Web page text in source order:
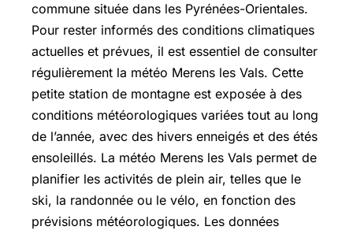
commune située dans les Pyrénées-Orientales.
Pour rester informés des conditions climatiques
actuelles et prévues, il est essentiel de consulter
régulièrement la météo Merens les Vals. Cette
petite station de montagne est exposée à des
conditions météorologiques variées tout au long
de l’année, avec des hivers enneigés et des étés
ensoleillés. La météo Merens les Vals permet de
planifier les activités de plein air, telles que le
ski, la randonnée ou le vélo, en fonction des
prévisions météorologiques. Les données